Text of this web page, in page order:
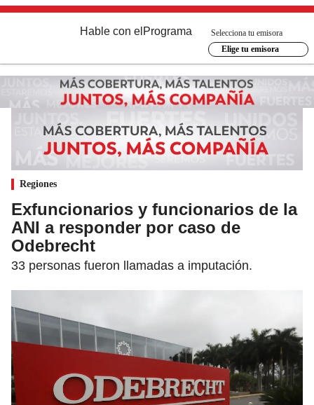
Hable con el Programa
Selecciona tu emisora
Elige tu emisora
Regiones
Exfuncionarios y funcionarios de la
ANI a responder por caso de
Odebrecht
33 personas fueron llamadas a imputación.